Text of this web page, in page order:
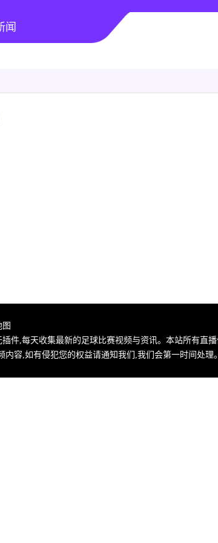
闻
图
件,每天收集最新的足球比赛视频与资讯。本站所有直播
容,如有侵犯您的权益请通知我们,我们会第一时间处理。